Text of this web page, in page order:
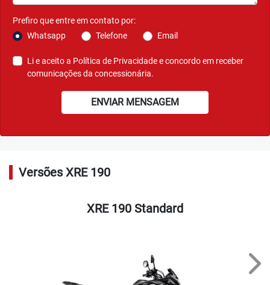
Prefiro que entre em contato por:
Whatsapp
Telefone Email
Li e aceito a Política de Privacidadee concordo em receber
comunicações da concessionária.
ENVIAR MENSAGEM
Versões XRE 190
XRE 190 Standard